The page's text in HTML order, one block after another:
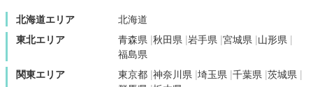
北海道エリア
北海道
東北エリア
青森県 秋田県 岩手県 宮城県 山形県
福島県
関東エリア
東京都 神奈川県 埼玉県 千葉県 茨城県